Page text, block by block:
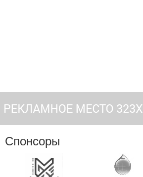
Спонсоры